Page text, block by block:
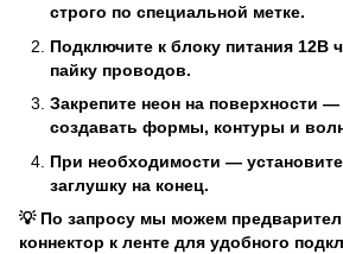
строго по специальной метке.
Подключите к блоку питания 12В
пайку проводов.
Закрепите неон на поверхности
создавать формы, контуры и
При необходимости —
заглушку на конец.
💡 По запросу мы можем
коннектор к ленте для удобного